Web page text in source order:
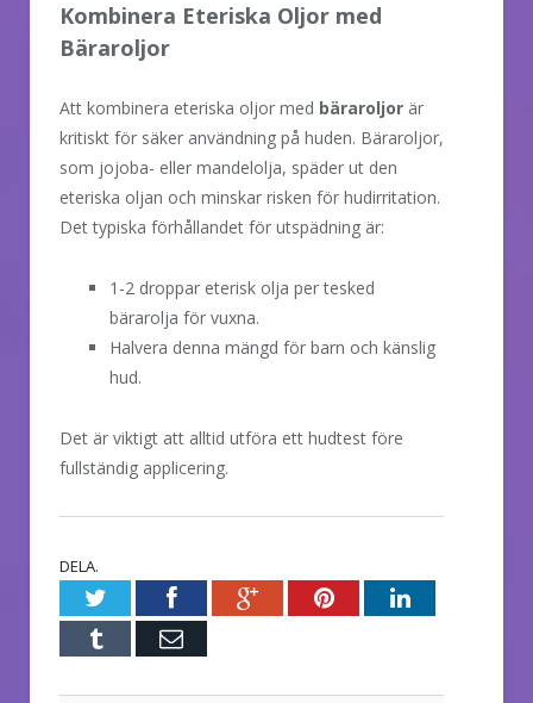
Kombinera Eteriska Oljor med
Bäraroljor
Att kombinera eteriska oljor med bäraroljor är
kritiskt för säker användning på huden. Bäraroljor,
som jojoba- eller mandelolja, späder ut den
eteriska oljan och minskar risken för hudirritation.
Det typiska förhållandet för utspädning är:
1-2 droppar eterisk olja per tesked
bärarolja för vuxna.
Halvera denna mängd för barn och känslig
hud.
Det är viktigt att alltid utföra ett hudtest före
fullständig applicering.
DELA.
TwitterFacebookGoogle+PinterestLinkedIn
Tumblr E-